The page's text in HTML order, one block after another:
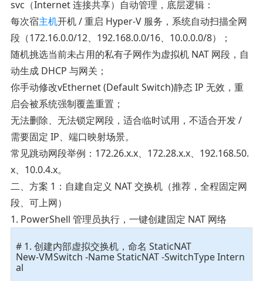
svc（Internet 连接共享）自动管理，底层逻辑：
每次宿主机开机 / 重启 Hyper-V 服务，系统自动扫描全网
段（172.16.0.0/12、192.168.0.0/16、10.0.0.0/8）；
随机挑选当前未占用的私有子网作为虚拟机 NAT 网段，自
动生成 DHCP 与网关；
你手动修改vEthernet (Default Switch)静态 IP 无效，重
启会被系统强制覆盖重置；
无法删除、无法锁定网段，适合临时试用，不适合开发 /
需要固定 IP、端口映射场景。
常见跳动网段举例：172.26.x.x、172.28.x.x、192.168.50.
x、10.0.4.x。
二、方案 1：自建自定义 NAT 交换机（推荐，全程固定网
段、可上网）
1. PowerShell 管理员执行，一键创建固定 NAT 网络
# 1. 创建内部虚拟交换机，命名 StaticNAT
New-VMSwitch -Name StaticNAT -SwitchType Intern
al